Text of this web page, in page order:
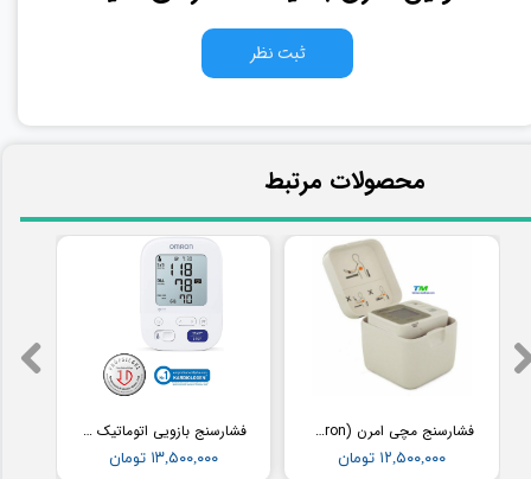
ثبت نظر
فشارسنج بازویی اتوماتیک با کاف پهن امرن (OMRON) مدل M3
۱۳,۵۰۰,۰۰۰ تومان
فشارسنج مچی امرن (Omron) مدل RS2
۱۲,۵۰۰,۰۰۰ تومان
​محصولات مرتبط